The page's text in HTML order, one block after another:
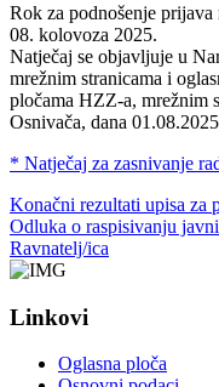
Rok za podnošenje
08. kolovoza 2025.
Natječaj se objavljuje u
mrežnim stranicama i
pločama HZZ-a, mrežnim
Osnivača, dana
* Natječaj za zasnivanje
Konačni rezultati upisa za
Odluka o raspisivanju
Ravnatelj/ica
Linkovi
Oglasna ploča